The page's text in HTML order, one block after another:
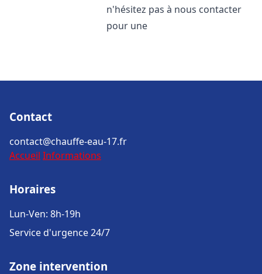
n'hésitez pas à nous contacter
pour une
Contact
contact@chauffe-eau-17.fr
Accueil Informations
Horaires
Lun-Ven: 8h-19h
Service d'urgence 24/7
Zone intervention